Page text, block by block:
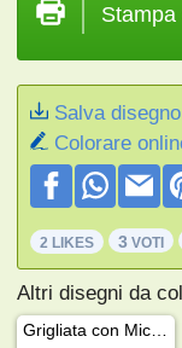
Salva
Colorare
2 LIKES 3 VOTI
Altri disegni da